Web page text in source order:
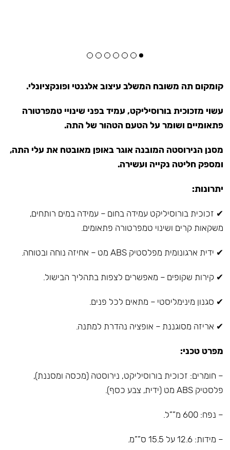
קומקום תה משובח המשלב עיצוב אלגנטי ופונקציונלי.
עשוי מזכוכית בורוסיליקט, עמיד בפני שינויי טמפרטורה
פתאומיים ושומר על הטעם הטהור של התה.
מסנן הנירוסטה המובנה אוגר באופן מאובטח את עלי התה,
ומספק חליטה נקייה ועשירה.
יתרונות:
✔ זכוכית בורוסיליקט עמידה בחום – עמידה במים רותחים,
משקאות קרים ושינוי טמפרטורה פתאומים.
✔ ידית ארגונומית מפלסטיק ABS מט – אחיזה נוחה ובטוחה.
✔ קירות שקופים – מאפשרים לצפות בתהליך הבישול.
✔ סגנון מינימליסטי – מתאים לכל פנים.
✔ אריזה מסוגננת – אופציה נהדרת למתנה.
מפרט טכני:
– חומרים: זכוכית בורוסיליקט, נירוסטה (מכסה ומסננת),
פלסטיק ABS מט (ידית, צבע כסף).
– נפח: 600 מ””ל.
– מידות: 12.6 על 15.5 ס””מ.